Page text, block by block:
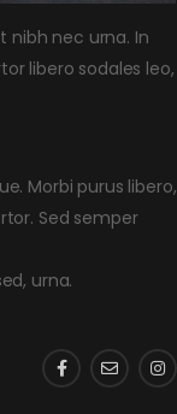
nibh nec urna. In
libero sodales leo,
Morbi purus libero,
Sed semper
urna.